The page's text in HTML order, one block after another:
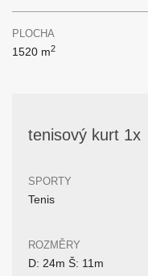
PLOCHA
1520 m2
tenisový kurt 1x
SPORTY
Tenis
ROZMĚRY
D: 24m Š: 11m